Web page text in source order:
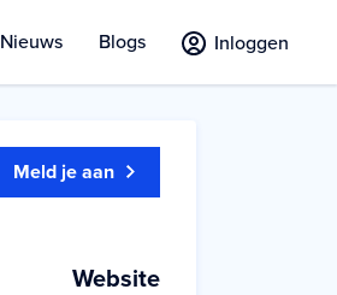
Nieuws Blogs Inloggen
Meld je aan
Website